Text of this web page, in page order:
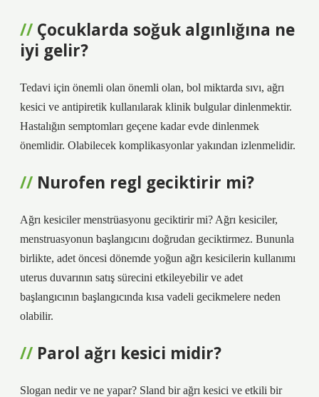
Çocuklarda soğuk algınlığına ne
iyi gelir?
Tedavi için önemli olan önemli olan, bol miktarda sıvı, ağrı
kesici ve antipiretik kullanılarak klinik bulgular dinlenmektir.
Hastalığın semptomları geçene kadar evde dinlenmek
önemlidir. Olabilecek komplikasyonlar yakından izlenmelidir.
Nurofen regl geciktirir mi?
Ağrı kesiciler menstrüasyonu geciktirir mi? Ağrı kesiciler,
menstruasyonun başlangıcını doğrudan geciktirmez. Bununla
birlikte, adet öncesi dönemde yoğun ağrı kesicilerin kullanımı
uterus duvarının satış sürecini etkileyebilir ve adet
başlangıcının başlangıcında kısa vadeli gecikmelere neden
olabilir.
Parol ağrı kesici midir?
Slogan nedir ve ne yapar? Sland bir ağrı kesici ve etkili bir